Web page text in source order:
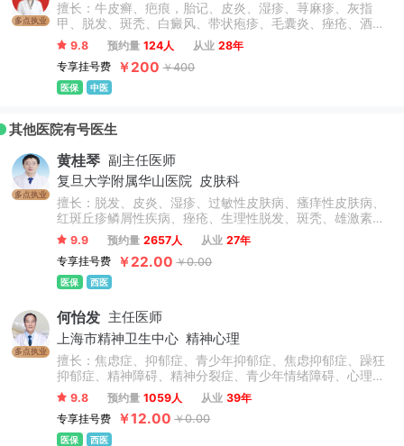
多点执业
擅长：牛皮癣、疤痕，胎记、皮炎、湿疹、荨麻疹、灰指
甲、脱发、斑秃、白癜风、带状疱疹、毛囊炎、痤疮、酒糟
鼻，扁平疣，激素脸、黄褐斑、雀斑、各种皮肤疣类、皮肤
过敏等多种皮肤疑难杂症的治疗。
9.8 预约量 124人 从业 28年
专享挂号费
￥200 ￥400
医保 中医
其他医院有号医生
多点执业
黄桂琴 副主任医师
复旦大学附属华山医院 皮肤科
擅长：脱发、皮炎、湿疹、过敏性皮肤病、瘙痒性皮肤病、
红斑丘疹鳞屑性疾病、痤疮、生理性脱发、斑秃、雄激素性
脱发、荨麻疹、过敏性湿疹、银屑病、寻常痤疮、溢脂性皮
炎、鱼鳞病、皮肤囊肿、疣、真菌性皮肤病、物理性皮肤
病、动物性皮肤病。
9.9 预约量 2657人 从业 27年
专享挂号费
￥22.00 ￥0.00
医保 西医
多点执业
何怡发 主任医师
上海市精神卫生中心 精神心理
擅长：焦虑症、抑郁症、青少年抑郁症、焦虑抑郁症、躁狂
抑郁症、精神障碍、精神分裂症、青少年情绪障碍、心理障
碍、情感障碍、精神病、失眠症、睡眠障碍、双相情感障
碍、躁狂症、忧郁症、恐惧症、幻听、妄想症、植物神经紊
乱、神经衰弱、躯体化形式障碍、癔症、疑病症、心境障
碍、惊恐障碍、产后抑郁症、更年期抑郁症及老年心理障碍
9.8 预约量 1059人 从业 39年
专享挂号费
￥12.00 ￥0.00
医保 西医